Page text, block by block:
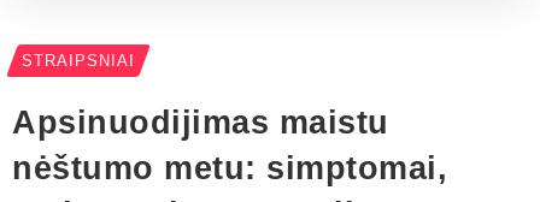
STRAIPSNIAI
Apsinuodijimas maistu
nėštumo metu: simptomai,